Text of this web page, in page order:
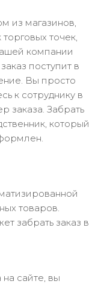
из магазинов,
точек,
компании
поступит в
Вы просто
к сотруднику в
заказа. Забрать
который
товаров.
забрать заказ в
сайте, вы